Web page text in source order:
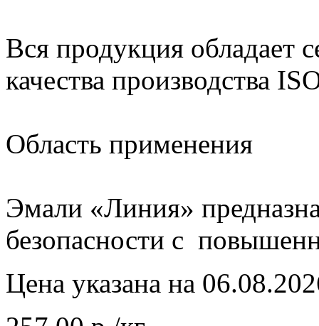
Вся продукция обладает
качества производства
Область применения
Эмали «Линия»
безопасности с
Цена указана на